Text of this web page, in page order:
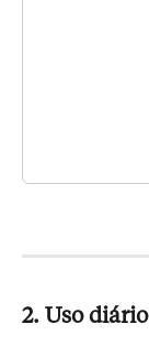
2. Uso diário